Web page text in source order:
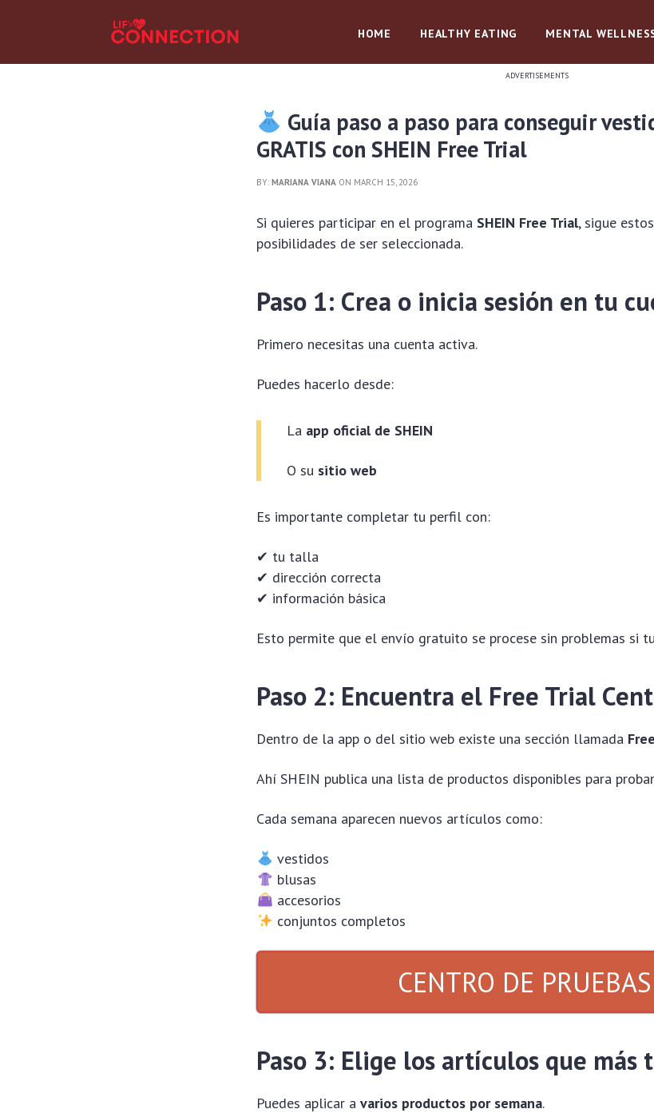
HOME HEALTHY EATING MENTAL
ADVERTISEMENTS
Guía paso a paso para conseguir
GRATIS con SHEIN Free Trial
BY:MARIANA VIANA ON MARCH 15, 2026
Si quieres participar en el programa SHEIN Free Trial, sigue
posibilidades de ser seleccionada.
Paso 1: Crea o inicia sesión en tu
Primero necesitas una cuenta activa.
Puedes hacerlo desde:
La app oficial de SHEIN
O su sitio web
Es importante completar tu perfil con:
✔ tu talla
✔ dirección correcta
✔ información básica
Esto permite que el envío gratuito se procese sin problemas si
Paso 2: Encuentra el Free Trial
Dentro de la app o del sitio web existe una sección llamada
Ahí SHEIN publica una lista de productos disponibles para
Cada semana aparecen nuevos artículos como:
vestidos
blusas
accesorios
conjuntos completos
CENTRO DE
Paso 3: Elige los artículos que más
Puedes aplicar avarios productos por semana.